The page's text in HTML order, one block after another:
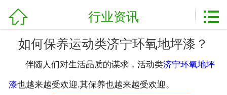
网站首页
关于我们
产品展示
新闻资讯
 行业资讯 
如何保养运动类济宁环氧地坪漆？
伴随人们对生活品质的谋求，活动类济宁环氧地坪
漆也越来越受欢迎.其保养也越来越受欢迎。